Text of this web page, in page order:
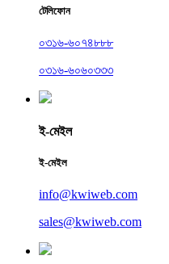
টেলিফোন
০৩১৬-৬০৭৪৮৮৮
০৩১৬-৬০৬০৩৩৩
ই-মেইল
ই-মেইল
info@kwiweb.com
sales@kwiweb.com